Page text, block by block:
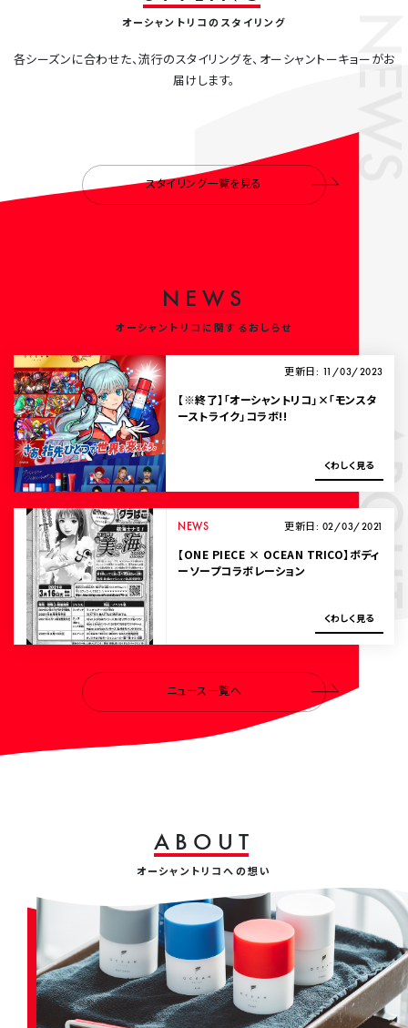
オーシャントリコのスタイリング
各シーズンに合わせた、流行のスタイリングを、オーシャントーキョーがお
届けします。
スタイリング一覧を見る
N E W S
オーシャントリコに関するおしらせ
更新日: 11/03/2023
【※終了】「オーシャントリコ」×「モンスタ
ーストライク」コラボ!!
くわ しく 見る
NEWS 更新日: 02/03/2021
【ONE PIECE × OCEAN TRICO】ボディ
ーソープコラボレーション
くわ しく 見る
ニュース一覧へ
NEWS
A B O U T
オーシャントリコへの想い
ABOUT